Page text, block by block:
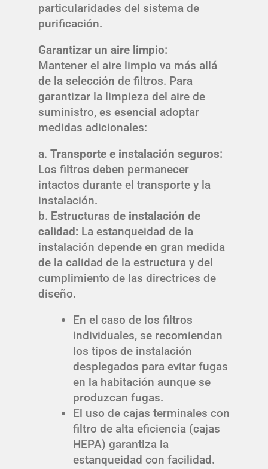
particularidades del sistema de
purificación.
Garantizar un aire limpio:
Mantener el aire limpio va más allá
de la selección de filtros. Para
garantizar la limpieza del aire de
suministro, es esencial adoptar
medidas adicionales:
a. Transporte e instalación seguros:
Los filtros deben permanecer
intactos durante el transporte y la
instalación.
b. Estructuras de instalación de
calidad: La estanqueidad de la
instalación depende en gran medida
de la calidad de la estructura y del
cumplimiento de las directrices de
diseño.
En el caso de los filtros
individuales, se recomiendan
los tipos de instalación
desplegados para evitar fugas
en la habitación aunque se
produzcan fugas.
El uso de cajas terminales con
filtro de alta eficiencia (cajas
HEPA) garantiza la
estanqueidad con facilidad.